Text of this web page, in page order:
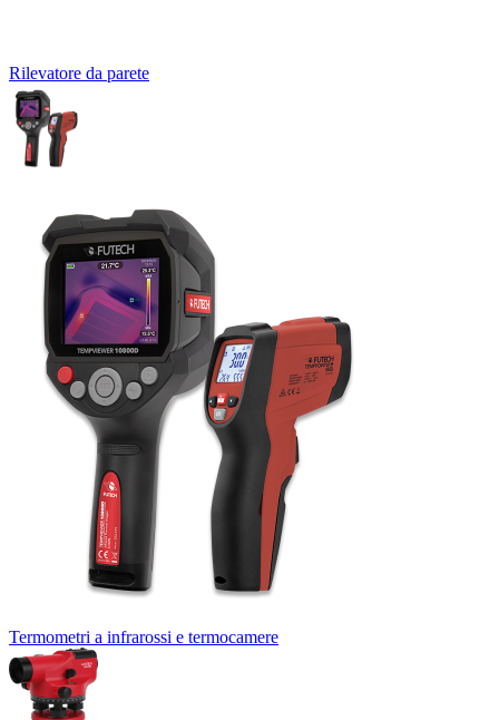
Rilevatore da parete
Termometri a infrarossi e termocamere